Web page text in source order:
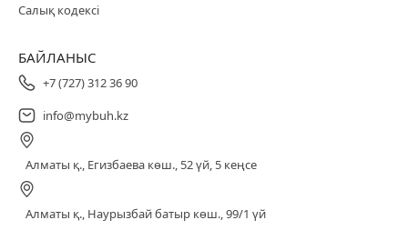
Салық кодексі
БАЙЛАНЫС
+7 (727) 312 36 90
info@mybuh.kz
Алматы қ., Егизбаева көш., 52 үй, 5 кеңсе
Алматы қ., Наурызбай батыр көш., 99/1 үй